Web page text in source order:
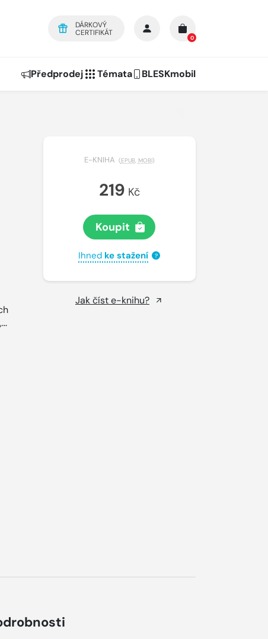
DÁRKOVÝ
CERTIFIKÁT
0
Předprodej Témata BLESKmobil
E-KNIHA (EPUB, MOBI)
219 Kč
Koupit
Ihned ke stažení ?
Jak číst e-knihu?